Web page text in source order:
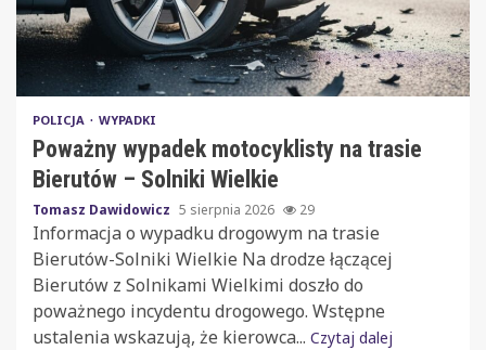
POLICJA WYPADKI
Poważny wypadek motocyklisty na trasie
Bierutów – Solniki Wielkie
Tomasz Dawidowicz 5 sierpnia 2026 29
Informacja o wypadku drogowym na trasie
Bierutów-Solniki Wielkie Na drodze łączącej
Bierutów z Solnikami Wielkimi doszło do
poważnego incydentu drogowego. Wstępne
ustalenia wskazują, że kierowca... Czytaj dalej